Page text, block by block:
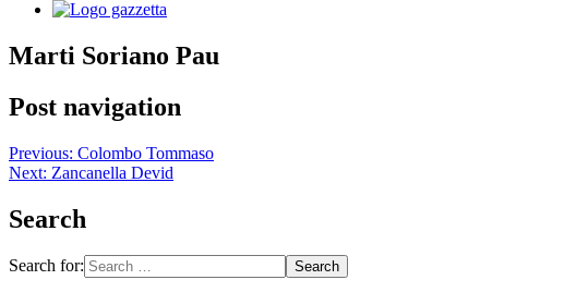
Marti Soriano Pau
Post navigation
Previous: Colombo Tommaso
Next: Zancanella Devid
Search
Search for: